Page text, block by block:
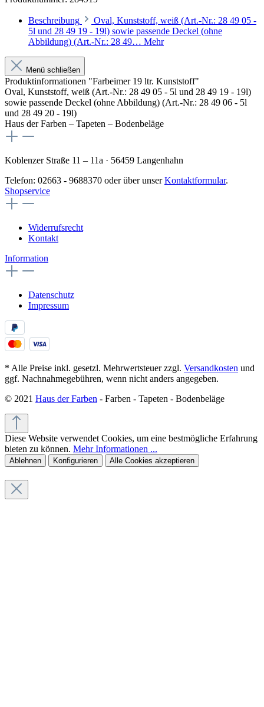
Beschreibung
Oval, Kunststoff, weiß (Art.-Nr.: 28 49 05 -
5l und 28 49 19 - 19l) sowie passende Deckel (ohne
Abbildung) (Art.-Nr.: 28 49… Mehr
Menü schließen
Produktinformationen "Farbeimer 19 ltr. Kunststoff"
Oval, Kunststoff, weiß (Art.-Nr.: 28 49 05 - 5l und 28 49 19 - 19l)
sowie passende Deckel (ohne Abbildung) (Art.-Nr.: 28 49 06 - 5l
und 28 49 20 - 19l)
Haus der Farben – Tapeten – Bodenbeläge
Koblenzer Straße 11 – 11a · 56459 Langenhahn
Telefon: 02663 - 9688370 oder über unserKontaktformular.
Shopservice
Widerrufsrecht
Kontakt
Information
Datenschutz
Impressum
* Alle Preise inkl. gesetzl. Mehrwertsteuer zzgl. Versandkosten und
ggf. Nachnahmegebühren, wenn nicht anders angegeben.
© 2021 Haus der Farben - Farben - Tapeten - Bodenbeläge
Diese Website verwendet Cookies, um eine bestmögliche Erfahrung
bieten zu können. Mehr Informationen ...
Ablehnen Konfigurieren Alle Cookies akzeptieren